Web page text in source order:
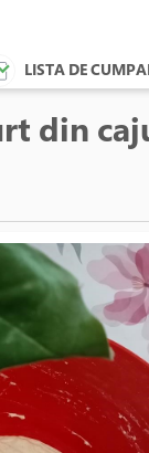
LISTA DE
din